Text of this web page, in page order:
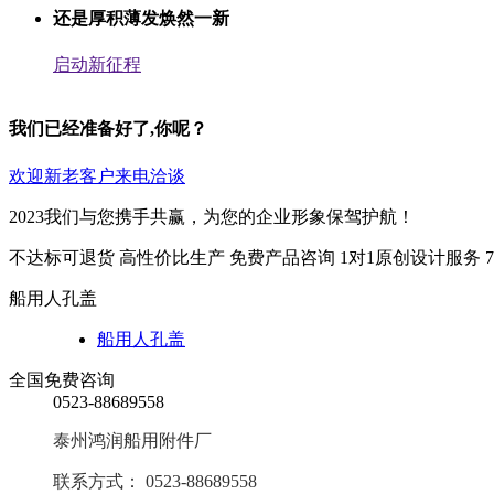
还是厚积薄发焕然一新
启动新征程
我们已经准备好了,你呢？
欢迎新老客户来电洽谈
2023我们与您携手共赢，为您的企业形象保驾护航！
不达标可退货 高性价比生产 免费产品咨询 1对1原创设计服务
船用人孔盖
船用人孔盖
全国免费咨询
0523-88689558
泰州鸿润船用附件厂
联系方式： 0523-88689558